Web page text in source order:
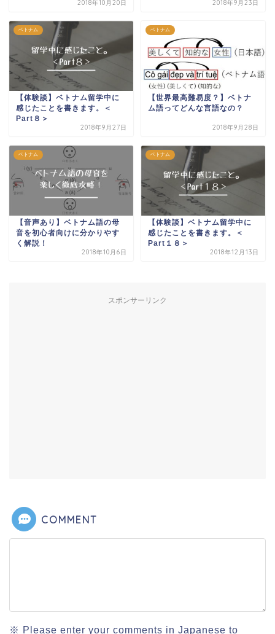
2018年10月20日 2018年9月23日
ベトナム
【体験談】ベトナム留学中に
感じたことを書きます。＜
Part８＞
2018年9月27日
ベトナム
【世界最高難易度？】ベトナ
ム語ってどんな言語なの？
2018年9月28日
ベトナム
【音声あり】ベトナム語の母
音を初心者向けに分かりやす
く解説！
2018年10月6日
ベトナム
【体験談】ベトナム留学中に
感じたことを書きます。＜
Part１８＞
2018年12月13日
スポンサーリンク
COMMENT
※ Please enter your comments in Japanese to